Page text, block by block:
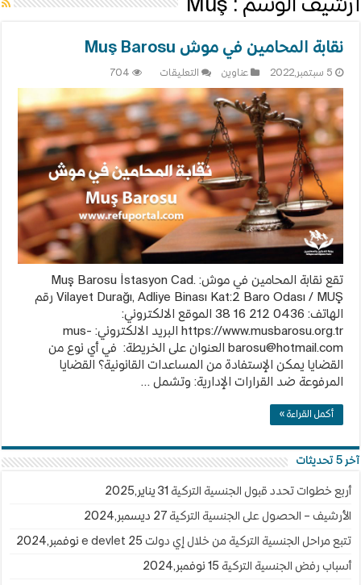
أرشيف الوسم : Muş
نقابة المحامين في موش Muş Barosu
5 سبتمبر,2022 عناوين التعليقات
المحامين
موش
Muş
Barosu
مغلقة
704
تقع نقابة المحامين في موش: Muş Barosu İstasyon Cad.
Vilayet Durağı, Adliye Binası Kat:2 Baro Odası / MUŞ رقم
الهاتف: 0436 212 16 38 الموقع الالكتروني:
https://www.musbarosu.org.tr البريد الالكتروني:
mus-
barosu@hotmail.com
العنوان على الخريطة: في أي نوع من
القضايا يمكن الإستفادة من المساعدات القانونية؟ القضايا
المرفوعة ضد القرارات الإدارية: وتشمل …
أكمل القراءة »
آخر 5 تحديثات
أربع خطوات تحدد قبول الجنسية التركية 31 يناير,2025
الأرشيف – الحصول على الجنسية التركية 27 ديسمبر,2024
تتبع مراحل الجنسية التركية من خلال إي دولت e devlet 25 نوفمبر,2024
أسباب رفض الجنسية التركية 15 نوفمبر,2024